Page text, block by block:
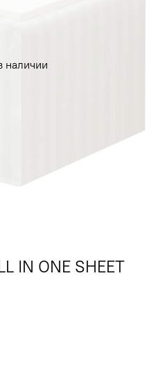
наличии
IN ONE SHEET